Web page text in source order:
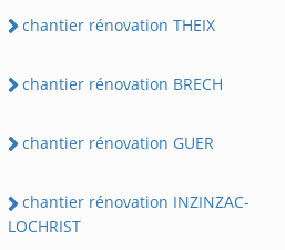
chantier rénovation THEIX
chantier rénovation BRECH
chantier rénovation GUER
chantier rénovation INZINZAC-
LOCHRIST